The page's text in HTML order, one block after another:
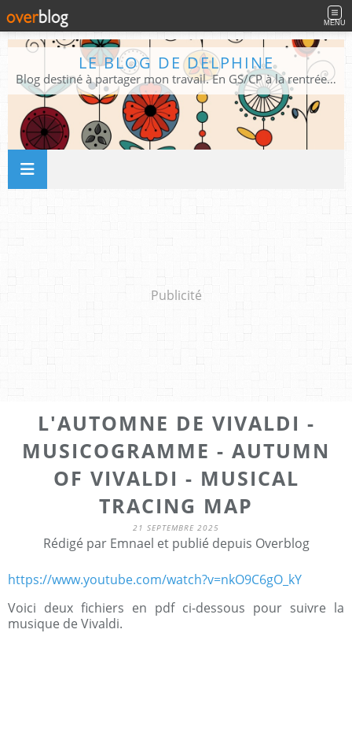
MENU
LE BLOG DE DELPHINE
Blog destiné à partager mon travail. En GS/CP à la rentrée 2026/2027 !
Publicité
L'AUTOMNE DE VIVALDI -
MUSICOGRAMME - AUTUMN
OF VIVALDI - MUSICAL
TRACING MAP
21 SEPTEMBRE 2025
Rédigé par Emnael et publié depuis Overblog
https://www.youtube.com/watch?v=nkO9C6gO_kY
Voici deux fichiers en pdf ci-dessous pour suivre la
musique de Vivaldi.